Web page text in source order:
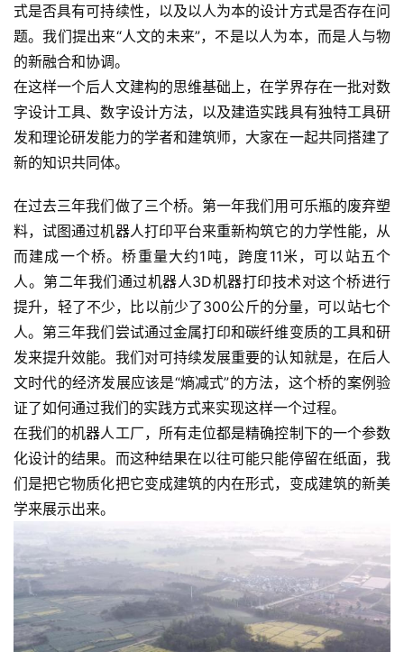
式是否具有可持续性，以及以人为本的设计方式是否存在问
题。我们提出来“人文的未来”，不是以人为本，而是人与物
的新融合和协调。
在这样一个后人文建构的思维基础上，在学界存在一批对数
字设计工具、数字设计方法，以及建造实践具有独特工具研
发和理论研发能力的学者和建筑师，大家在一起共同搭建了
新的知识共同体。
在过去三年我们做了三个桥。第一年我们用可乐瓶的废弃塑
料，试图通过机器人打印平台来重新构筑它的力学性能，从
而建成一个桥。桥重量大约1吨，跨度11米，可以站五个
人。第二年我们通过机器人3D机器打印技术对这个桥进行
提升，轻了不少，比以前少了300公斤的分量，可以站七个
人。第三年我们尝试通过金属打印和碳纤维变质的工具和研
发来提升效能。我们对可持续发展重要的认知就是，在后人
文时代的经济发展应该是“熵减式”的方法，这个桥的案例验
证了如何通过我们的实践方式来实现这样一个过程。
在我们的机器人工厂，所有走位都是精确控制下的一个参数
化设计的结果。而这种结果在以往可能只能停留在纸面，我
们是把它物质化把它变成建筑的内在形式，变成建筑的新美
学来展示出来。